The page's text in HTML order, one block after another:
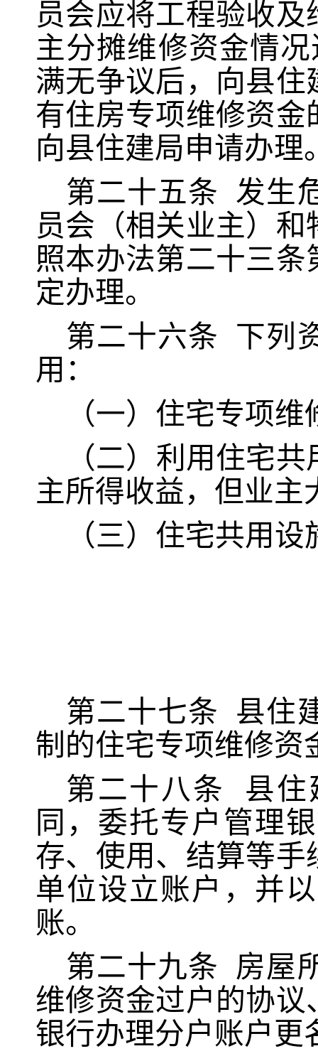
员会应将工程验收
主分摊维修资金情
满无争议后，向县
有住房专项维修资
向县住建局申请办理
第二十五条
发生
员会（相关业主）
照本办法第二十三
定办理。
第二十六条
下列
用：
（一）住宅专项
（二）利用住宅
主所得收益，但业主
（三）住宅共用
第二十七条
县住
制的住宅专项维修资
第二十八条
县住
同，委托专户管理
存、使用、结算等
单位设立账户，并
账。
第二十九条
房屋
维修资金过户的协
银行办理分户账户更